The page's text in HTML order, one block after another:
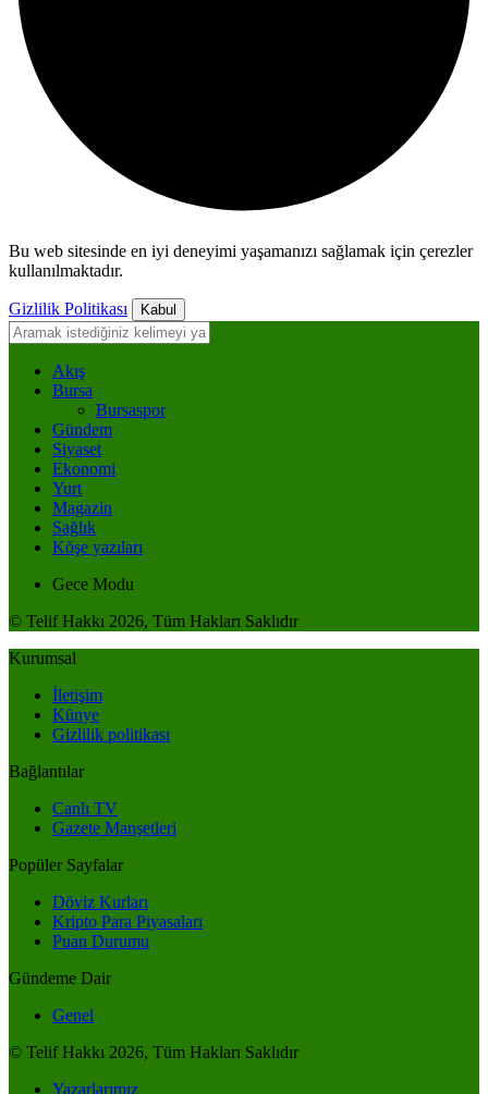
Bu web sitesinde en iyi deneyimi yaşamanızı sağlamak için çerezler
kullanılmaktadır.
Gizlilik Politikası Kabul
Akış
Bursa
Bursaspor
Gündem
Siyaset
Ekonomi
Yurt
Magazin
Sağlık
Köşe yazıları
Gece Modu
© Telif Hakkı 2026, Tüm Hakları Saklıdır
Kurumsal
İletişim
Künye
Gizlilik politikası
Bağlantılar
Canlı TV
Gazete Manşetleri
Popüler Sayfalar
Döviz Kurları
Kripto Para Piyasaları
Puan Durumu
Gündeme Dair
Genel
© Telif Hakkı 2026, Tüm Hakları Saklıdır
Yazarlarımız